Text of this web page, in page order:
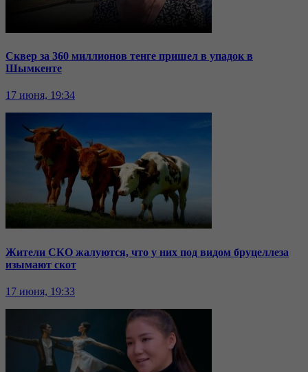
Сквер за 360 миллионов тенге пришел в упадок в
Шымкенте
17 июня, 19:34
Жители СКО жалуются, что у них под видом бруцеллеза
изымают скот
17 июня, 19:33